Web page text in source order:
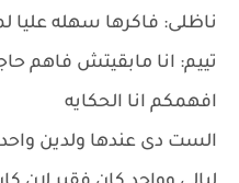
ناظلى: فاكرها سهله عليا
تييم: انا مابقيتش فاهم
افهمكم انا الحكايه
الست دى عندها ولدين